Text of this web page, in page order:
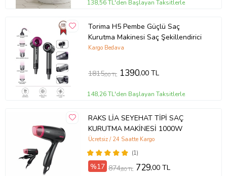
138,56 TL'den Başlayan Taksitlerle
Torima H5 Pembe Güçlü Saç
Kurutma Makinesi Saç Şekillendirici
Kargo Bedava
1815,00 TL 1390,00 TL
148,26 TL'den Başlayan Taksitlerle
RAKS LİA SEYEHAT TİPİ SAÇ
KURUTMA MAKİNESİ 1000W
(1)
Ücretsiz / 24 Saatte Kargo
%17 874,80 TL 729,00 TL